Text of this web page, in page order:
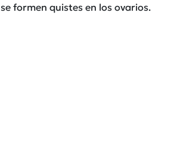
formen quistes en los ovarios.